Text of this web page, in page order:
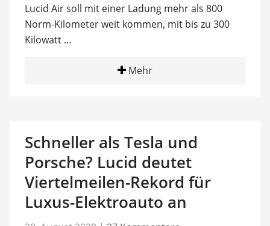
Lucid Air soll mit einer Ladung mehr als 800
Norm-Kilometer weit kommen, mit bis zu 300
Kilowatt …
Mehr
Schneller als Tesla und
Porsche? Lucid deutet
Viertelmeilen-Rekord für
Luxus-Elektroauto an